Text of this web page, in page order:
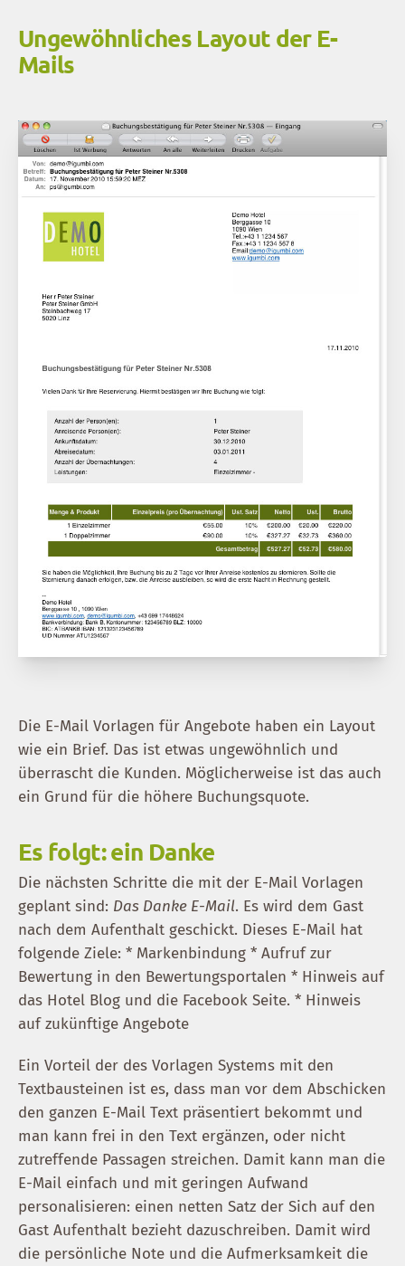
Ungewöhnliches Layout der E-
Mails
Die E-Mail Vorlagen für Angebote haben ein Layout
wie ein Brief. Das ist etwas ungewöhnlich und
überrascht die Kunden. Möglicherweise ist das auch
ein Grund für die höhere Buchungsquote.
Es folgt: ein Danke
Die nächsten Schritte die mit der E-Mail Vorlagen
geplant sind: Das Danke E-Mail. Es wird dem Gast
nach dem Aufenthalt geschickt. Dieses E-Mail hat
folgende Ziele: * Markenbindung * Aufruf zur
Bewertung in den Bewertungsportalen * Hinweis auf
das Hotel Blog und die Facebook Seite. * Hinweis
auf zukünftige Angebote
Ein Vorteil der des Vorlagen Systems mit den
Textbausteinen ist es, dass man vor dem Abschicken
den ganzen E-Mail Text präsentiert bekommt und
man kann frei in den Text ergänzen, oder nicht
zutreffende Passagen streichen. Damit kann man die
E-Mail einfach und mit geringen Aufwand
personalisieren: einen netten Satz der Sich auf den
Gast Aufenthalt bezieht dazuschreiben. Damit wird
die persönliche Note und die Aufmerksamkeit die